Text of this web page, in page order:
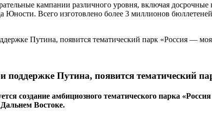
кампании различного уровня, включая
Юности. Всего изготовлено более 3 миллионов
поддержке Путина, появится тематический
создание амбициозного тематического парка
Востоке.